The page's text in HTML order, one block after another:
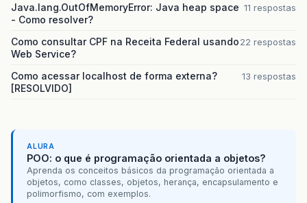
Java.lang.OutOfMemoryError: Java heap space
- Como resolver?
11 respostas
Como consultar CPF na Receita Federal usando
Web Service?
22 respostas
Como acessar localhost de forma externa?
[RESOLVIDO]
13 respostas
ALURA
POO: o que é programação orientada a objetos?
Aprenda os conceitos básicos da programação orientada a
objetos, como classes, objetos, herança, encapsulamento e
polimorfismo, com exemplos.